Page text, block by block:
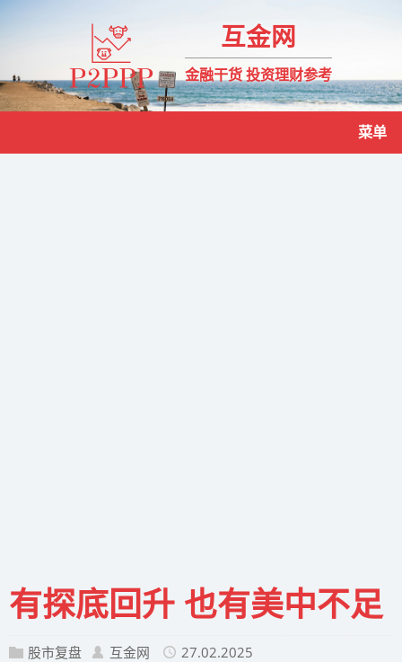
互金网
金融干货 投资理财参考
菜单
有探底回升 也有美中不足
股市复盘 互金网 27.02.2025